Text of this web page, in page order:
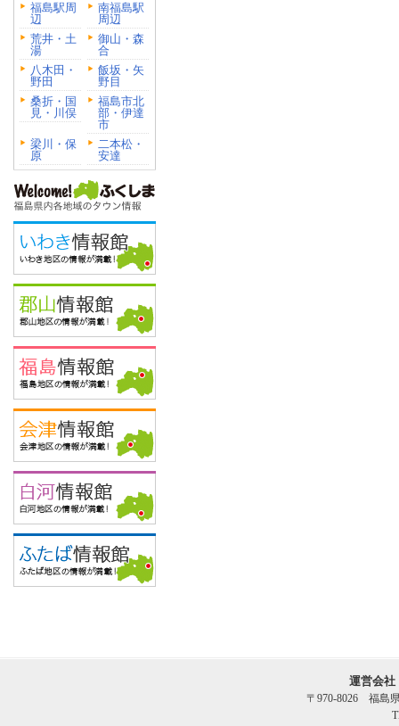
福島駅周
辺
南福島駅
周辺
荒井・土
湯
御山・森
合
八木田・
野田
飯坂・矢
野目
桑折・国
見・川俣
福島市北
部・伊達
市
梁川・保
原
二本松・
安達
運営会
〒970-8026 福島